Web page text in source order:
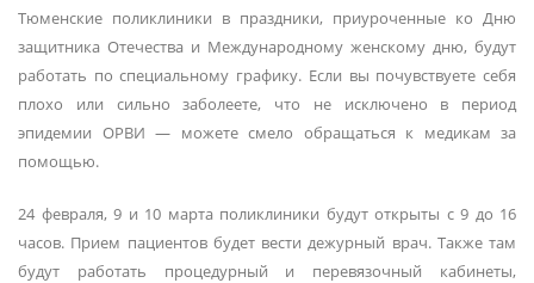
Тюменские поликлиники в праздники, приуроченные ко Дню
защитника Отечества и Международному женскому дню, будут
работать по специальному графику. Если вы почувствуете себя
плохо или сильно заболеете, что не исключено в период
эпидемии ОРВИ — можете смело обращаться к медикам за
помощью.
24 февраля, 9 и 10 марта поликлиники будут открыты с 9 до 16
часов. Прием пациентов будет вести дежурный врач. Также там
будут работать процедурный и перевязочный кабинеты,